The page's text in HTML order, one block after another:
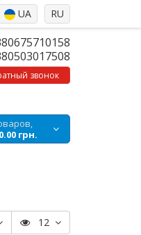
RU
UA
звонок
0.00 грн.
12